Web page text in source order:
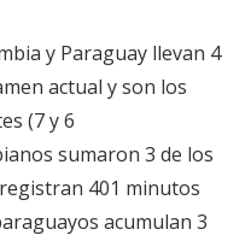
y Paraguay llevan 4
actual y son los
(7 y 6
sumaron 3 de los
401 minutos
acumulan 3